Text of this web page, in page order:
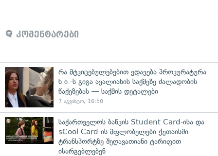
კომენტარები
რა მტკიცებულებებით ედავება პროკურატურა
ნ.ი.-ს გიგა ავალიანის საქმეზე ძალადობის
წაქეზებას — საქმის დეტალები
7 აგვისტო, 16:50
საქართველოს ბანკის Student Card-ისა და
sCool Card-ის მფლობელები ქუთაისში
ტრანსპორტზე შეღავათიანი ტარიფით
ისარგებლებენ